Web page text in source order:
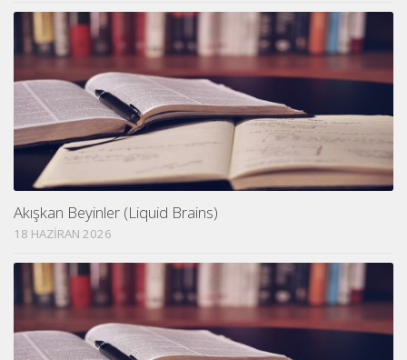
Akışkan Beyinler (Liquid Brains)
18 HAZIRAN 2026